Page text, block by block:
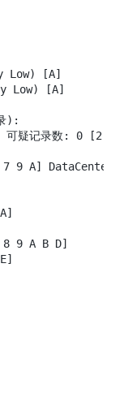
Low) [A]
Low) [A]
):
疑记录数: 0 [2]
9 A] DataCenter/
9 A B D]